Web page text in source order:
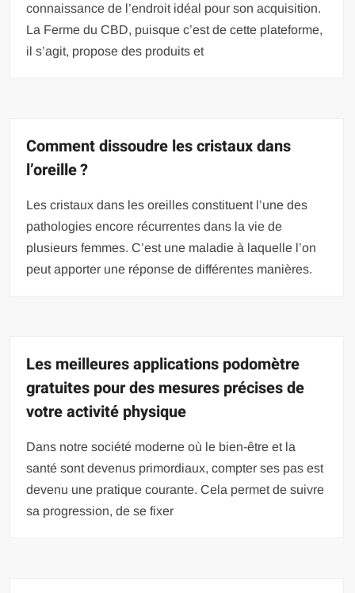
connaissance de l’endroit idéal pour son acquisition.
La Ferme du CBD, puisque c’est de cette plateforme,
il s’agit, propose des produits et
Comment dissoudre les cristaux dans
l’oreille ?
Les cristaux dans les oreilles constituent l’une des
pathologies encore récurrentes dans la vie de
plusieurs femmes. C’est une maladie à laquelle l’on
peut apporter une réponse de différentes manières.
Les meilleures applications podomètre
gratuites pour des mesures précises de
votre activité physique
Dans notre société moderne où le bien-être et la
santé sont devenus primordiaux, compter ses pas est
devenu une pratique courante. Cela permet de suivre
sa progression, de se fixer